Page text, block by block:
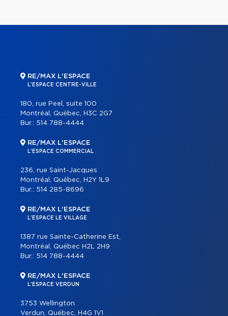
RE/MAX L'ESPACE
L'ESPACE CENTRE-VILLE
180, rue Peel, suite 100
Montréal, Québec, H3C 2G7
Bur.: 514 788-4444
RE/MAX L'ESPACE
L'ESPACE COMMERCIAL
236, rue Saint-Jacques
Montréal, Québec, H2Y 1L9
Bur.: 514 285-8696
RE/MAX L'ESPACE
L'ESPACE LE VILLAGE
1387 rue Sainte-Catherine Est,
Montréal, Québec H2L 2H9
Bur.: 514 788-4444
RE/MAX L'ESPACE
L'ESPACE VERDUN
3753 Wellington
Verdun, Québec, H4G 1V1